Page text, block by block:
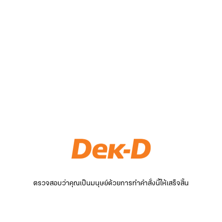
ตรวจสอบว่าคุณเป็นมนุษย์ด้วยการทำคำสั่งนี้ให้เสร็จสิ้น